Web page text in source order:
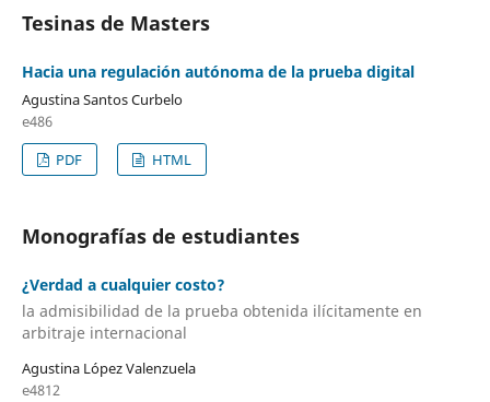
Tesinas de Masters
Hacia una regulación autónoma de la prueba digital
Agustina Santos Curbelo
e486
PDF
HTML
Monografías de estudiantes
¿Verdad a cualquier costo?
la admisibilidad de la prueba obtenida ilícitamente en
arbitraje internacional
Agustina López Valenzuela
e4812